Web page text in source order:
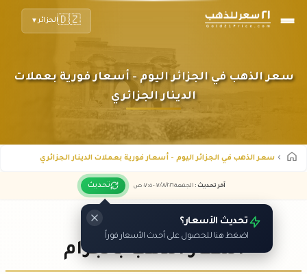
🇩🇿الجزائر▼
سعر الذهب في الجزائر اليوم - أسعار فورية بعملات
الدينار الجزائري
سعر الذهب في الجزائر اليوم - أسعار فورية بعملات الدينار الجزائري
آخر تحديث : الجمعة ٠٧ /٠٨/٢٠٢٦ - ٠٧:٠٥ ص تحديث
تحديث الأسعار؟
اضغط هنا للحصول على أحدث الأسعار فوراً
أسعار الذهب بالجرام